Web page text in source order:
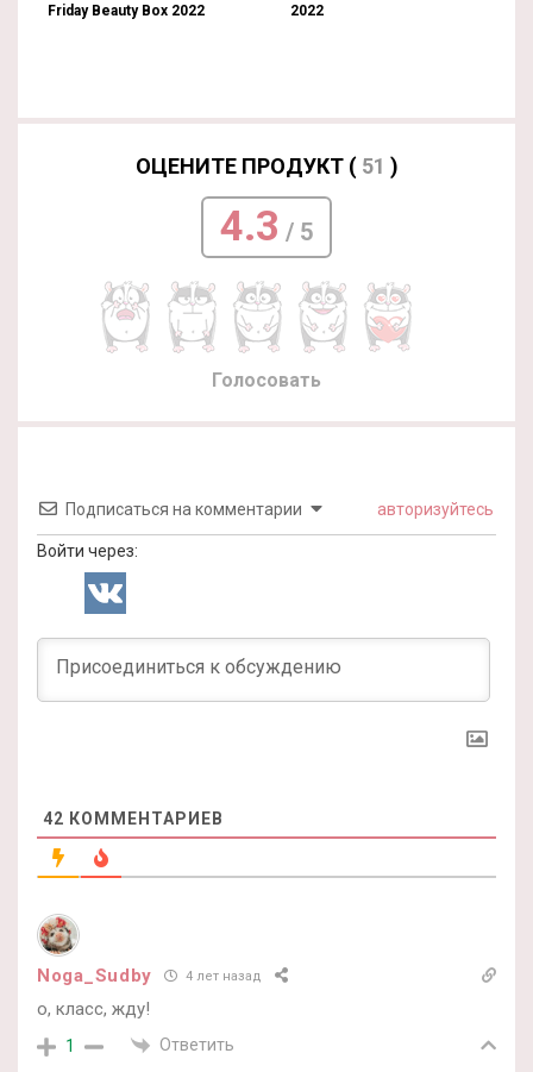
Friday Beauty Box 2022
2022
ОЦЕНИТЕ ПРОДУКТ ( 51 )
4.3 / 5
Голосовать
Подписаться на комментарии авторизуйтесь
Войти через:
42 КОММЕНТАРИЕВ
Noga_Sudby 4 лет назад
о, класс, жду!
1 Ответить